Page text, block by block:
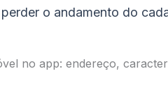
o andamento do
no app: endereço,